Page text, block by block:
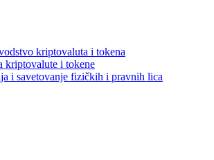
kriptovaluta i tokena
kriptovalute i tokene
i savetovanje fizičkih i pravnih lica